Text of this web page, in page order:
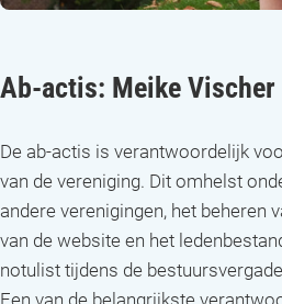
Ab-actis: Meike Vischer
De ab-actis is verantwoordelijk
van de vereniging. Dit omhelst
andere verenigingen, het beheren
van de website en het
notulist tijdens de
Een van de belangrijkste